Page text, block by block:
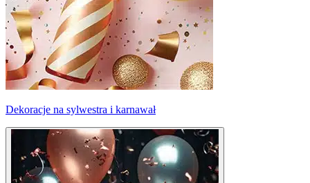
Dekoracje na sylwestra i karnawał